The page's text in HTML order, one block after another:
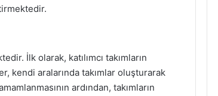
İlk olarak, katılımcı takımların
kendi aralarında takımlar oluşturarak
ardından, takımların